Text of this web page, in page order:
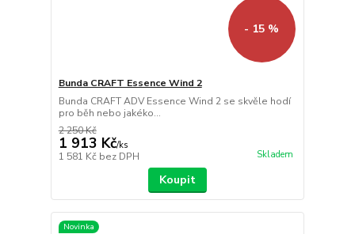
- 15 %
Bunda CRAFT Essence Wind 2
Bunda CRAFT ADV Essence Wind 2 se skvěle hodí
pro běh nebo jakéko...
2 250 Kč
1 913 Kč/ks
1 581 Kč bez DPH Skladem
Koupit
Novinka